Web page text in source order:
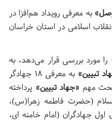
به معرفی رویداد هم‌افزا در
اسلامی در استان خراسان
مورد بررسی قرار می‌دهد، به
تبیین»
به معرفی 18 جهادگر
بحث مهم «جهاد تبیین» پرداخته
(حضرت فاطمه زهرا(س)،
جهادگران (امام خامنه ای،